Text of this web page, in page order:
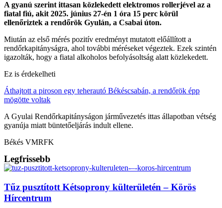
A gyanú szerint ittasan közlekedett elektromos rollerjével az a
fiatal fiú, akit 2025. június 27-én 1 óra 15 perc körül
ellenőriztek a rendőrök Gyulán, a Csabai úton.
Miután az első mérés pozitív eredményt mutatott előállított a
rendőrkapitányságra, ahol további méréseket végeztek. Ezek szintén
igazolták, hogy a fiatal alkoholos befolyásoltság alatt közlekedett.
Ez is érdekelheti
Áthajtott a piroson egy teherautó Békéscsabán, a rendőrök épp
mögötte voltak
A Gyulai Rendőrkapitányságon járművezetés ittas állapotban vétség
gyanúja miatt büntetőeljárás indult ellene.
Békés VMRFK
Legfrissebb
Tűz pusztított Kétsoprony külterületén – Körös
Hírcentrum